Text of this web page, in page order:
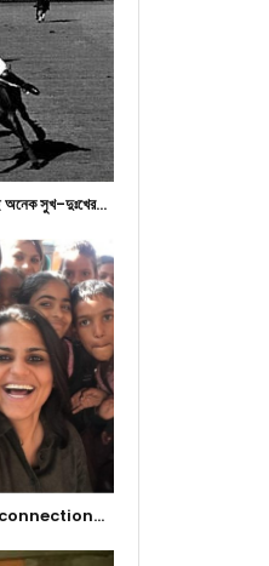
অনেক সুখ-দুঃখের…